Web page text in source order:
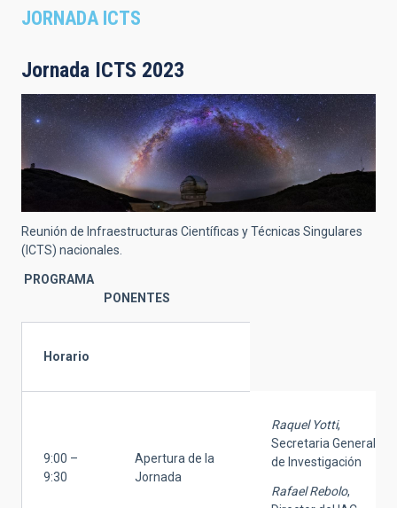
JORNADA ICTS
Jornada ICTS 2023
Reunión de Infraestructuras Científicas y Técnicas Singulares
(ICTS) nacionales.
PROGRAMA
PONENTES
Horario
9:00 –
9:30
Apertura de la
Jornada
Raquel Yotti,
Secretaria General
de Investigación
Rafael Rebolo,